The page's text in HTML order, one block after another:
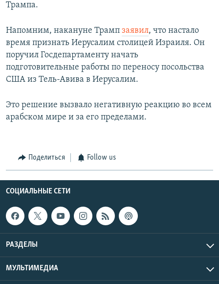
Трампа.
Напомним, накануне Трамп заявил, что настало
время признать Иерусалим столицей Израиля. Он
поручил Госдепартаменту начать
подготовительные работы по переносу посольства
США из Тель-Авива в Иерусалим.
Это решение вызвало негативную реакцию во всем
арабском мире и за его пределами.
Поделиться Follow us
СОЦИАЛЬНЫЕ СЕТИ
РАЗДЕЛЫ
МУЛЬТИМЕДИА